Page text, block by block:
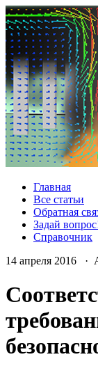
Главная
Все статьи
Обратная
Задай
Справочник
14 апреля 2016 ·